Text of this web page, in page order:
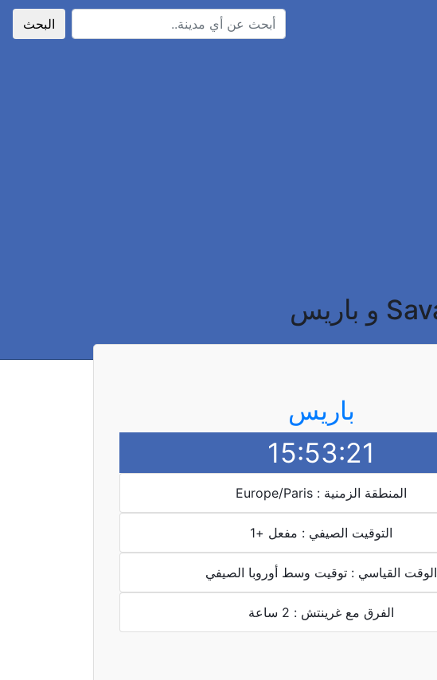
البحث
باريس
15:53:21
المنطقة الزمنية : Europe/Paris
التوقيت الصيفي : مفعل +1
الوقت القياسي : توقيت وسط أوروبا الصيفي
الفرق مع غرينتش : 2 ساعة